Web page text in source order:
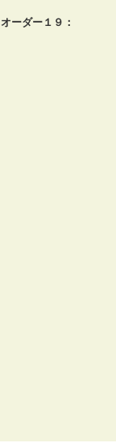
ーダー１９：